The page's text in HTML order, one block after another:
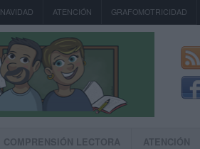
NAVIDAD ATENCIÓN GRAFOMOTRICIDAD
COMPRENSIÓN LECTORA ATENCIÓN